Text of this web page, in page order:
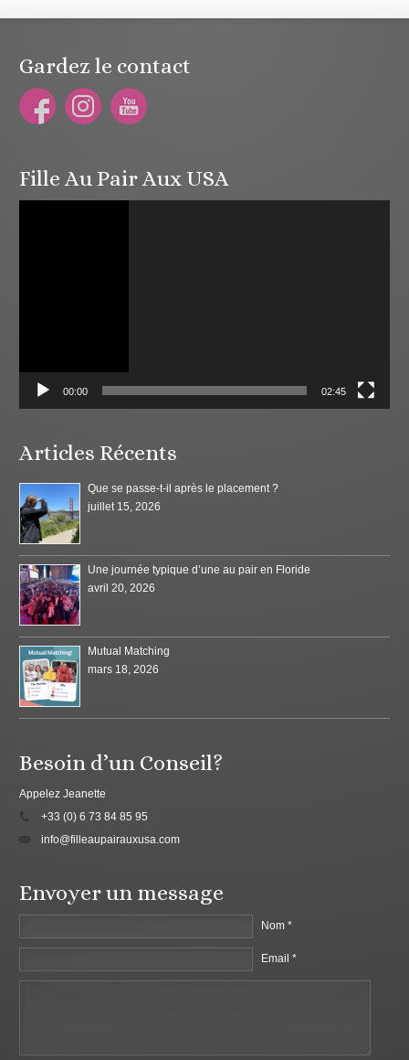
Gardez le contact
Fille Au Pair Aux USA
00:00 02:45
Articles Récents
Que se passe-t-il après le placement ?
juillet 15, 2026
Une journée typique d’une au pair en Floride
avril 20, 2026
Mutual Matching
mars 18, 2026
Besoin d’un Conseil?
Appelez Jeanette
+33 (0) 6 73 84 85 95
info@filleaupairauxusa.com
Envoyer un message
Nom *
Email *